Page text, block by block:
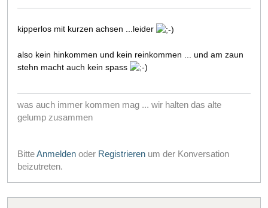
kipperlos mit kurzen achsen ...leider
also kein hinkommen und kein reinkommen ... und am zaun
stehn macht auch kein spass
was auch immer kommen mag ... wir halten das alte
gelump zusammen
BitteAnmelden oder Registrieren um der Konversation
beizutreten.